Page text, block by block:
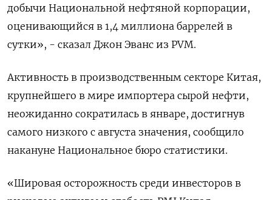
добычи Национальной нефтяной корпорации,
оценивающийся в 1,4 миллиона баррелей в
сутки», - сказал Джон Эванс из PVM.
Активность в производственным секторе Китая,
крупнейшего в мире импортера сырой нефти,
неожиданно сократилась в январе, достигнув
самого низкого с августа значения, сообщило
накануне Национальное бюро статистики.
«Шировая осторожность среди инвесторов в